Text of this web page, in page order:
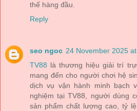
thế hàng đầu.
Reply
seo ngoc 24 November 2025
TV88 là thương hiệu giải trí
mang đến cho người chơi hệ
dịch vụ vận hành minh bạch
nghiệm tại TV88, người dùng
sản phẩm chất lượng cao, tỷ